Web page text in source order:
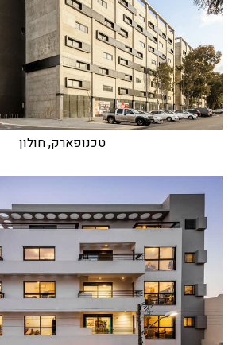
טכנופארק, חולון